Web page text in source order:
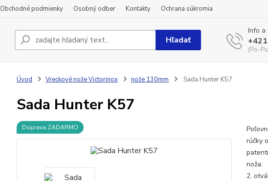
Obchodné podmienky Osobný odber Kontakty Ochrana súkromia
Hľadať
Info a
(Po-
Úvod Vreckové nože Victorinox nože 130mm Sada Hunter K57
Sada Hunter K57
Doprava ZADARMO
rúčky
noža:
2.